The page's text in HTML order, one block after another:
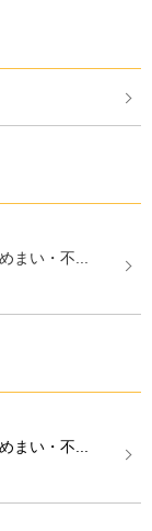
まい・不...
まい・不...